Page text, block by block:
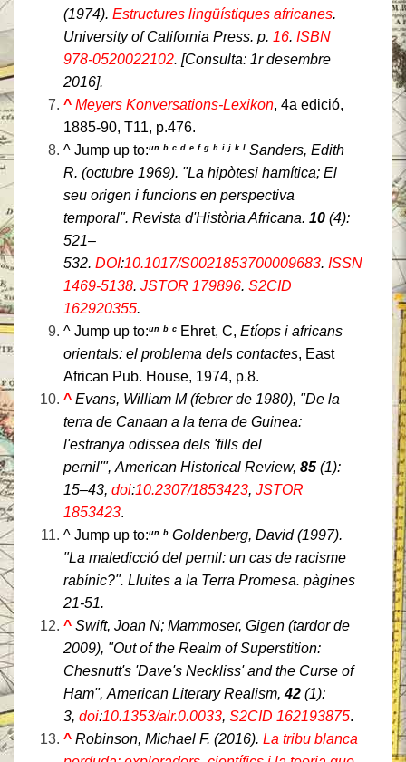
(1974). Estructures lingüístiques africanes.
University of California Press. p. 16. ISBN
978-0520022102. [Consulta: 1r desembre
2016].
^ Meyers Konversations-Lexikon, 4a edició,
1885-90, T11, p.476.
^ Jump up to:un b c d e f g h i j k l Sanders, Edith
R. (octubre 1969). "La hipòtesi hamítica; El
seu origen i funcions en perspectiva
temporal". Revista d'Història Africana. 10 (4):
521–
532. DOI:10.1017/S0021853700009683. ISSN
1469-5138. JSTOR 179896. S2CID
162920355.
^ Jump up to:un b c Ehret, C, Etíops i africans
orientals: el problema dels contactes, East
African Pub. House, 1974, p.8.
^ Evans, William M (febrer de 1980), "De la
terra de Canaan a la terra de Guinea:
l'estranya odissea dels 'fills del
pernil'", American Historical Review, 85 (1):
15–43, doi:10.2307/1853423, JSTOR
1853423.
^ Jump up to:un b Goldenberg, David (1997).
"La maledicció del pernil: un cas de racisme
rabínic?". Lluites a la Terra Promesa. pàgines
21-51.
^ Swift, Joan N; Mammoser, Gigen (tardor de
2009), "Out of the Realm of Superstition:
Chesnutt's 'Dave's Neckliss' and the Curse of
Ham", American Literary Realism,42 (1):
3, doi:10.1353/alr.0.0033, S2CID 162193875.
^ Robinson, Michael F. (2016). La tribu blanca